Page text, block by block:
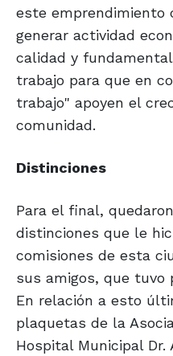
este emprendimiento
generar actividad
calidad y
trabajo para que en
trabajo" apoyen el
comunidad.
Distinciones
Para el final,
distinciones que le
comisiones de esta
sus amigos, que tuvo
En relación a esto
plaquetas de la
Hospital Municipal Dr.